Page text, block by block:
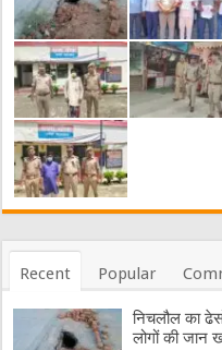
Recent Popular
निचलौल का
लोगों की जान